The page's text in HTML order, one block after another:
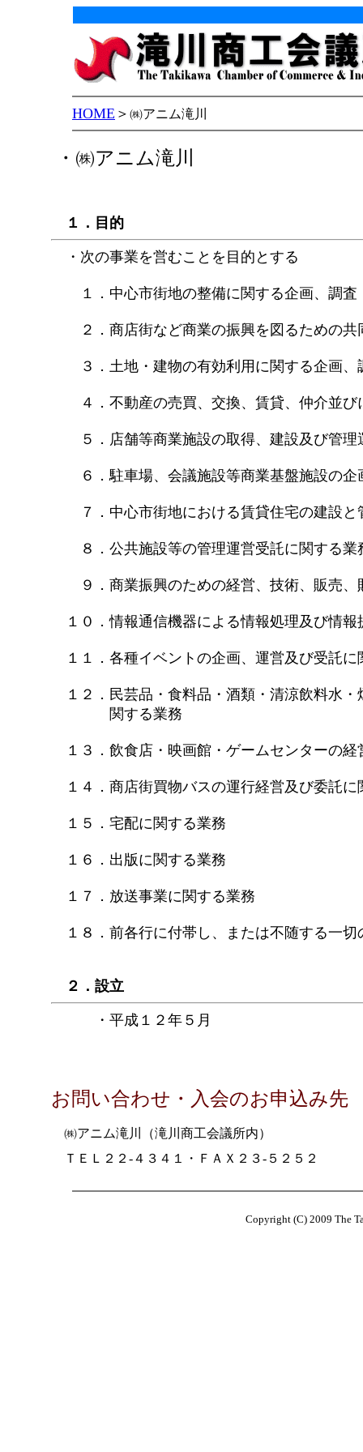
HOME ＞ ㈱アニム滝川
・㈱アニム滝川
１．目的
・次の事業を営むことを目的とする
１．中心市街地の整備に関する企画、調
２．商店街など商業の振興を図るための
３．土地・建物の有効利用に関する企画
４．不動産の売買、交換、賃貸、仲介並
５．店舗等商業施設の取得、建設及び管
６．駐車場、会議施設等商業基盤施設の
７．中心市街地における賃貸住宅の建設
８．公共施設等の管理運営受託に関する業
９．商業振興のための経営、技術、販売
１０．情報通信機器による情報処理及び情
１１．各種イベントの企画、運営及び受託に
１２．民芸品・食料品・酒類・清涼飲料水
関する業務
１３．飲食店・映画館・ゲームセンターの
１４．商店街買物バスの運行経営及び委託に
１５．宅配に関する業務
１６．出版に関する業務
１７．放送事業に関する業務
１８．前各行に付帯し、または不随する一切
２．設立
・平成１２年５月
お問い合わせ・入会のお申込み先
㈱アニム滝川（滝川商工会議所内）
ＴＥＬ２２-４３４１・ＦＡＸ２３-５２５２
Copyright (C) 2009 The